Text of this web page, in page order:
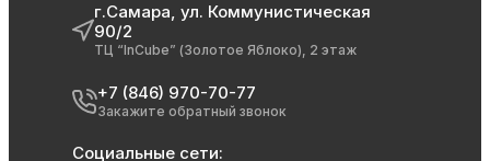
г.Самара, ул. Коммунистическая
90/2
ТЦ “InCube” (Золотое Яблоко), 2 этаж
+7 (846) 970-70-77
Закажите обратный звонок
Социальные сети: